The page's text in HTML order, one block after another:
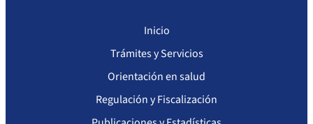
Inicio
Trámites y Servicios
Orientación en salud
Regulación y Fiscalización